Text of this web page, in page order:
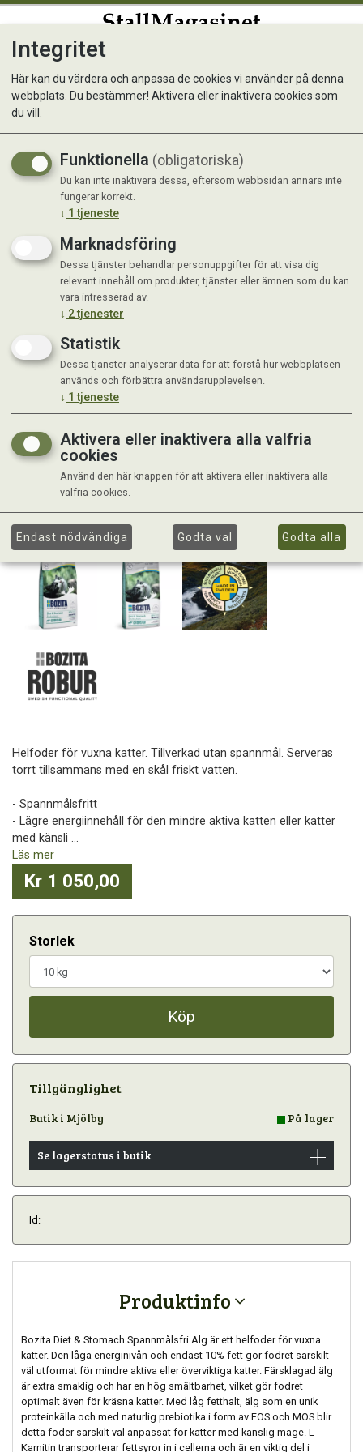
Bozita Diet & Stomach Grain
Free Älg
Helfoder för vuxna katter. Tillverkad utan spannmål. Serveras
torrt tillsammans med en skål friskt vatten.
- Spannmålsfritt
- Lägre energiinnehåll för den mindre aktiva katten eller katter
med känsli ...
Läs mer
Kr 1 050,00
Storlek
Köp
Tillgänglighet
Butik i Mjölby På lager
Se lagerstatus i butik
Id:
Produktinfo
Bozita Diet & Stomach Spannmålsfri Älg är ett helfoder för vuxna
katter. Den låga energinivån och endast 10% fett gör fodret särskilt
väl utformat för mindre aktiva eller överviktiga katter. Färsklagad älg
är extra smaklig och har en hög smältbarhet, vilket gör fodret
optimalt även för kräsna katter. Med låg fetthalt, älg som en unik
proteinkälla och med naturlig prebiotika i form av FOS och MOS blir
detta foder särskilt väl anpassat för katter med känslig mage. L-
Karnitin transporterar fettsyror in i cellerna och är en viktig del i
Integritet
Här kan du värdera och anpassa de cookies vi använder på denna
webbplats. Du bestämmer! Aktivera eller inaktivera cookies som
du vill.
Funktionella (obligatoriska)
Du kan inte inaktivera dessa, eftersom webbsidan annars inte
fungerar korrekt.
↓ 1 tjeneste
Marknadsföring
Dessa tjänster behandlar personuppgifter för att visa dig
relevant innehåll om produkter, tjänster eller ämnen som du kan
vara intresserad av.
↓ 2tjenester
Statistik
Dessa tjänster analyserar data för att förstå hur webbplatsen
används och förbättra användarupplevelsen.
↓ 1 tjeneste
Aktivera eller inaktivera alla valfria
cookies
Använd den här knappen för att aktivera eller inaktivera alla
valfria cookies.
Endast nödvändiga Godta val Godta alla